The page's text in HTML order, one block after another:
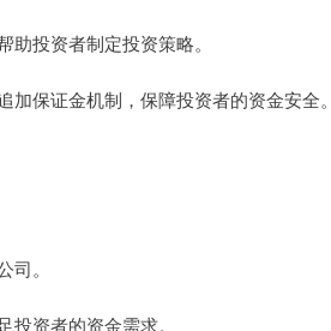
投资者制定投资策略。
保证金机制，保障投资者的资金安全。
。
资者的资金需求。